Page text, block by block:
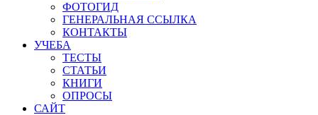
ФОТОГИД
ГЕНЕРАЛЬНАЯ ССЫЛКА
КОНТАКТЫ
УЧЕБА
ТЕСТЫ
СТАТЬИ
КНИГИ
ОПРОСЫ
САЙТ